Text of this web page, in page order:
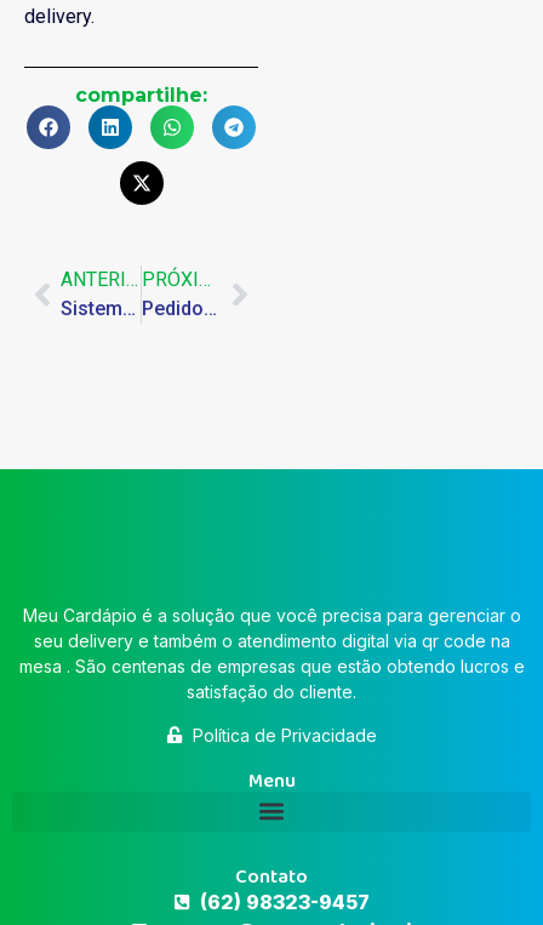
delivery.
compartilhe:
ANTERIOR
Sistema Integrado para Restaurante: Como Estruturar Sua Operação da Venda à Cozinha, ao Fiscal e ao Marketing
PRÓXIMO
Pedidos se perdem na cozinha? Como o KDS pode organizar sua operação automaticamente
Meu Cardápio é a solução que você precisa para gerenciar o
seu delivery e também o atendimento digital via qr code na
mesa . São centenas de empresas que estão obtendo lucros e
satisfação do cliente.
Política de Privacidade
Menu
Contato
(62) 98323-9457